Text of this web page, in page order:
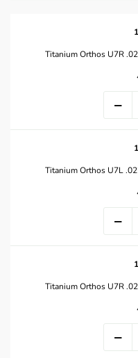
Titanium Orthos U7R
Titanium Orthos U7L
Titanium Orthos U7R